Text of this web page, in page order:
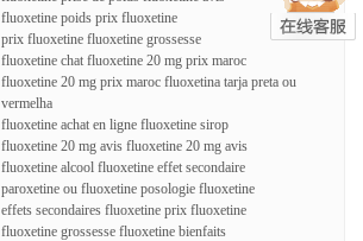
fluoxetine poids prix fluoxetine
prix fluoxetine fluoxetine grossesse
fluoxetine chat fluoxetine 20 mg prix maroc
fluoxetine 20 mg prix maroc fluoxetina tarja preta ou
vermelha
fluoxetine achat en ligne fluoxetine sirop
fluoxetine 20 mg avis fluoxetine 20 mg avis
fluoxetine alcool fluoxetine effet secondaire
paroxetine ou fluoxetine posologie fluoxetine
effets secondaires fluoxetine prix fluoxetine
fluoxetine grossesse fluoxetine bienfaits